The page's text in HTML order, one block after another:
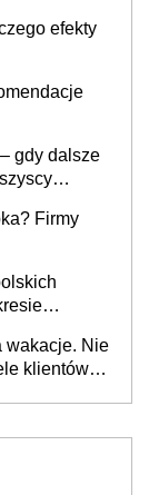
efekty
gdy dalsze
Firmy
wakacje. Nie
klientów